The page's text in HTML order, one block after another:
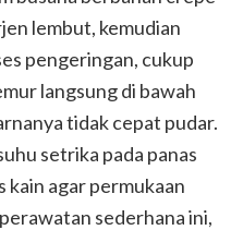
lembut, kemudian
pengeringan, cukup
langsung di bawah
tidak cepat pudar.
setrika pada panas
kain agar permukaan
sederhana ini,